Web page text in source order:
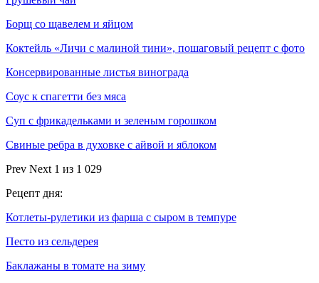
Борщ со щавелем и яйцом
Коктейль «Личи с малиной тини», пошаговый рецепт с фото
Консервированные листья винограда
Соус к спагетти без мяса
Суп с фрикадельками и зеленым горошком
Свиные ребра в духовке с айвой и яблоком
Prev Next 1 из 1 029
Рецепт дня:
Котлеты-рулетики из фарша с сыром в темпуре
Песто из сельдерея
Баклажаны в томате на зиму